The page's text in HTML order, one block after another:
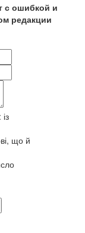
с ошибкой и
редакции
із
що й